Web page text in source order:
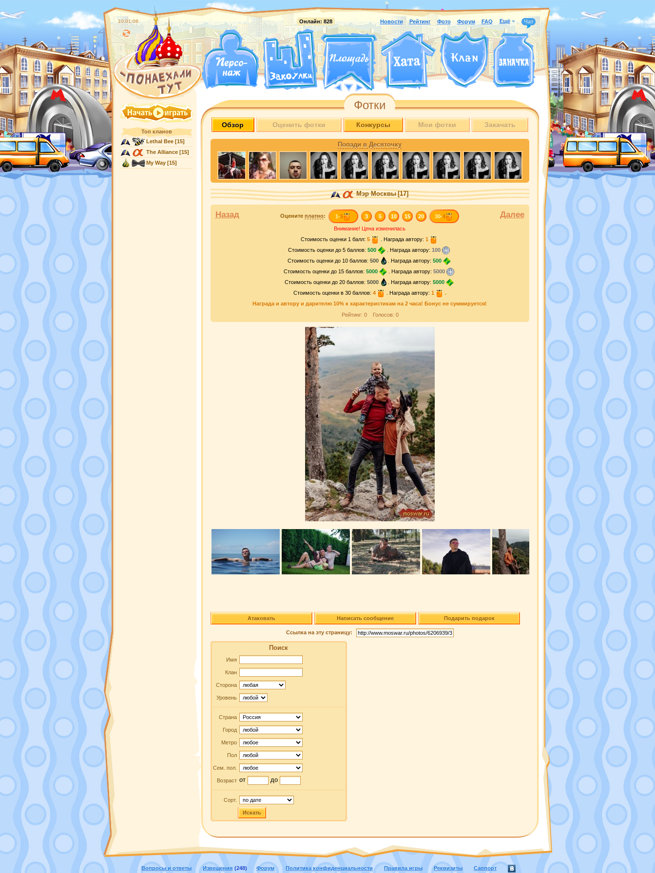
Онлайн: 828 Новости Рейтинг Фото Форум FAQ Ещё Чат
10:01:08
Топ кланов
Lethal Bee[15]
The Alliance[15]
My Way[15]
Фотки
Обзор Оценить фотки Конкурсы Мои фотки Закачать
Попади в Десяточку
Мэр Москвы [17]
Назад Далее
Оцените платно: 1-5 3 5 10 15 20 30-4
Внимание! Цена изменилась
Стоимость оценки 1 балл: 5 . Награда автору: 1
Стоимость оценки до 5 баллов: 500 . Награда автору: 100
Стоимость оценки до 10 баллов: 500 . Награда автору: 500
Стоимость оценки до 15 баллов: 5000 . Награда автору: 5000
Стоимость оценки до 20 баллов: 5000 . Награда автору: 5000
Стоимость оценки в 30 баллов: 4 . Награда автору: 1
.
Награда и автору и дарителю 10% к характеристикам на 2 часа! Бонус не суммируется!
Рейтинг: 0Голосов: 0
Атаковать Написать сообщение Подарить подарок
Ссылка на эту страницу:
Поиск
Имя
Клан
Сторона
Уровень
Страна
Город
Метро
Пол
Сем. пол.
Возраст от до
Сорт.
Искать
Вопросы и ответы Извещения (248) Форум Политика конфиденциальности Правила игры Реквизиты Саппорт